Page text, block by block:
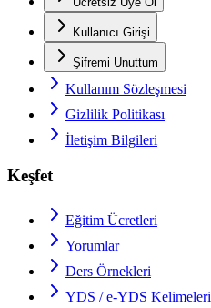
Kullanıcı Girişi
Şifremi Unuttum
Kullanım Sözleşmesi
Gizlilik Politikası
İletişim Bilgileri
Keşfet
Eğitim Ücretleri
Yorumlar
Ders Örnekleri
YDS / e-YDS Kelimeleri